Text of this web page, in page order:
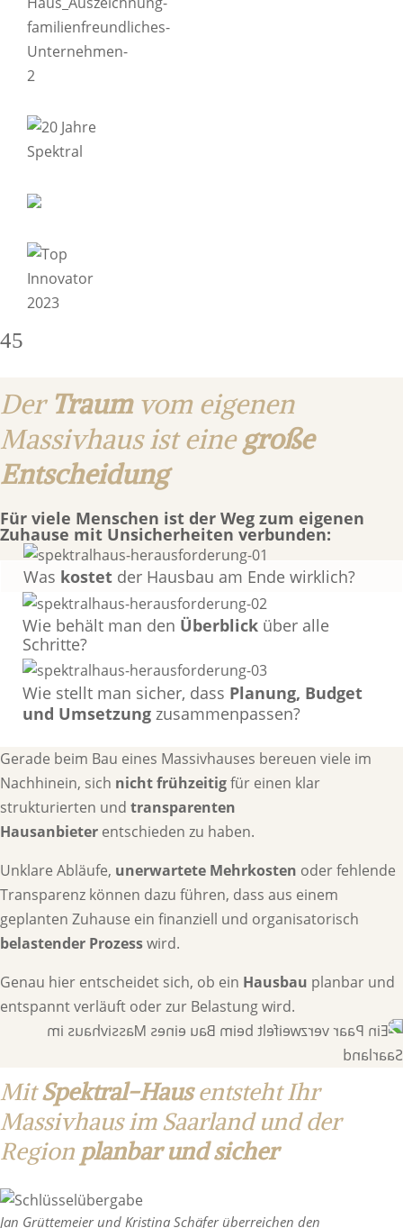
45
Der Traumvom eigenen
Massivhaus ist eine große
Entscheidung
Für viele Menschen ist der Weg zum eigenen
Zuhause mit Unsicherheiten verbunden:
Was kostet der Hausbau am Ende wirklich?
Wie behält man den Überblick über alle
Schritte?
Wie stellt man sicher, dass Planung, Budget
und Umsetzung zusammenpassen?
Gerade beim Bau eines Massivhauses bereuen viele im
Nachhinein, sich nicht frühzeitigfür einen klar
strukturierten und transparenten
Hausanbieter entschieden zu haben.
Unklare Abläufe, unerwartete Mehrkosten oder fehlende
Transparenz können dazu führen, dass aus einem
geplanten Zuhause ein finanziell und organisatorisch
belastender Prozesswird.
Genau hier entscheidet sich, ob ein Hausbau planbar und
entspannt verläuft oder zur Belastung wird.
MitSpektral-Hausentsteht Ihr
Massivhaus im Saarland und der
Region planbar und sicher
Jan Grüttemeier und Kristina Schäfer überreichen den